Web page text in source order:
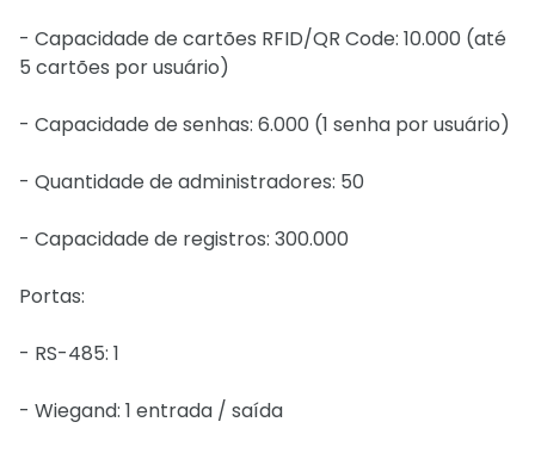
- Capacidade de cartões RFID/QR Code: 10.000 (até
5 cartões por usuário)
- Capacidade de senhas: 6.000 (1 senha por usuário)
- Quantidade de administradores: 50
- Capacidade de registros: 300.000
Portas:
- RS-485: 1
- Wiegand: 1 entrada / saída